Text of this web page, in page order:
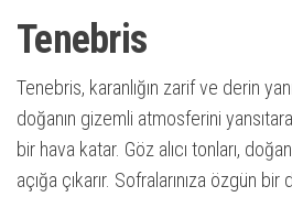
Tenebris
Tenebris, karanlığın zarif ve derin
doğanın gizemli atmosferini
bir hava katar. Göz alıcı tonları,
açığa çıkarır. Sofralarınıza özgün